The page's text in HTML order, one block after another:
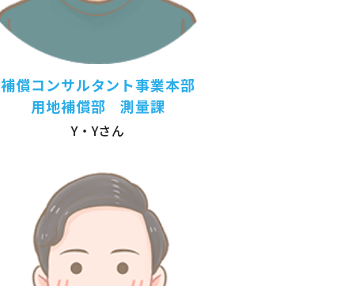
補償コンサルタント事業本部
用地補償部 測量課
Y・Yさん